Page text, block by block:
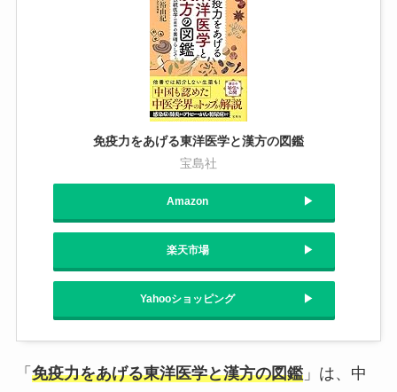
免疫力をあげる東洋医学と漢方の図鑑
宝島社
Amazon
楽天市場
Yahooショッピング
「 免疫力をあげる東洋医学と漢方の図鑑」は、中